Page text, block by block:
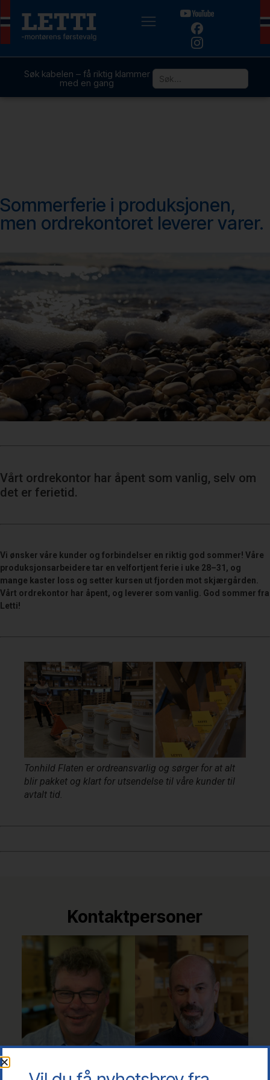
Søk kabelen – få riktig klammer
med en gang
Sommerferie i produksjonen,
men ordrekontoret leverer varer.
Vårt ordrekontor har åpent som vanlig, selv om
det er ferietid.
Vi ønsker våre kunder og forbindelser en riktig god sommer! Våre
produksjonsarbeidere tar en velfortjent ferie i uke 28–31, og
mange kaster loss og setter kursen ut fjorden mot skjærgården.
Vårt ordrekontor har åpent, og leverer som vanlig. God sommer fra
Letti!
Tonhild Flaten er ordreansvarlig og sørger for at alt
blir pakket og klart for utsendelse til våre kunder til
avtalt tid.
Kontaktpersoner